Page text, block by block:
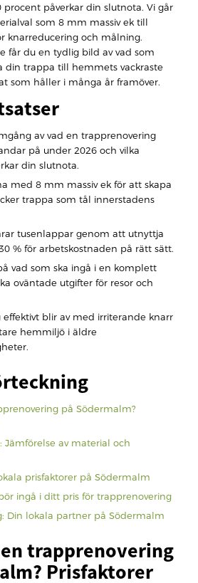
procent påverkar din slutnota. Vi går
som 8 mm massiv ek till
knarreducering och målning.
får du en tydlig bild av vad som
din trappa till hemmets vackraste
som håller i många år framöver.
av vad en trapprenovering
på under 2026 och vilka
din slutnota.
med 8 mm massiv ek för att skapa
trappa som tål innerstadens
tusenlappar genom att utnyttja
% för arbetskostnaden på rätt sätt.
vad som ska ingå i en komplett
oväntade utgifter för resor och
effektivt blir av med irriterande knarr
hemmiljö i äldre
på Södermalm?
Jämförelse av material och
prisfaktorer på Södermalm
ingå i ditt pris för trapprenovering
Din lokala partner på Södermalm
trapprenovering
Prisfaktorer